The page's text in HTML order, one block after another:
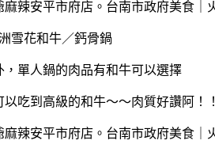
雪花和牛／鈣骨鍋
，單人鍋的肉品有和牛可以選擇
吃到高級的和牛～～肉質好讚阿！！